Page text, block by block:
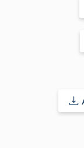
Remarque
film, pensez bien
Référence produit :